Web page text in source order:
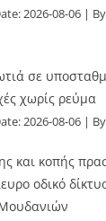
2026-08-06
σε
χωρίς ρεύμα
2026-08-06
και κοπής
οδικό